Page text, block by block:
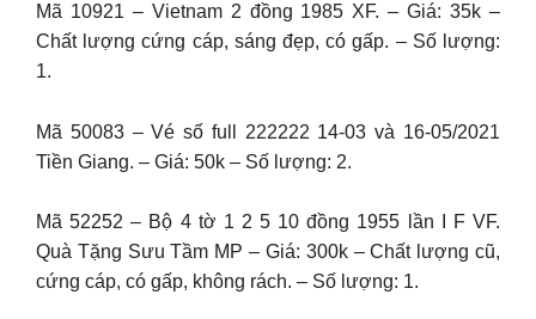
Mã 10921 – Vietnam 2 đồng 1985 XF. – Giá: 35k –
Chất lượng cứng cáp, sáng đẹp, có gấp. – Số lượng:
1.
Mã 50083 – Vé số full 222222 14-03 và 16-05/2021
Tiền Giang. – Giá: 50k – Số lượng: 2.
Mã 52252 – Bộ 4 tờ 1 2 5 10 đồng 1955 lần I F VF.
Quà Tặng Sưu Tầm MP – Giá: 300k – Chất lượng cũ,
cứng cáp, có gấp, không rách. – Số lượng: 1.